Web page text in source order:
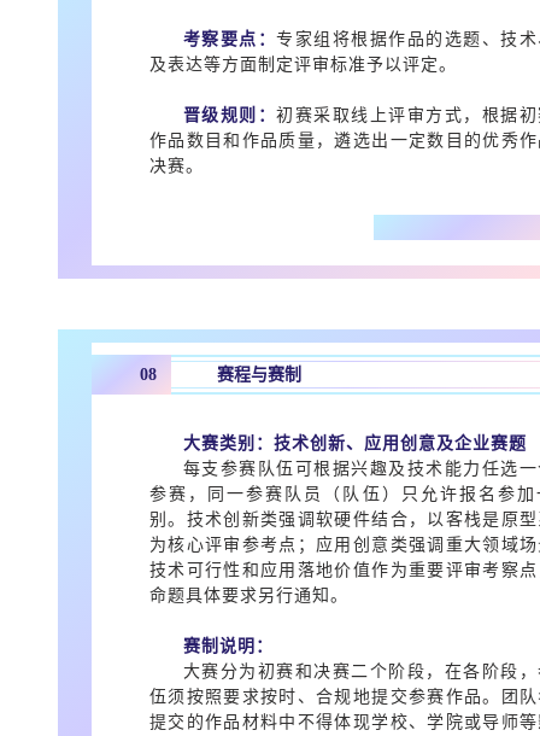
考察要点：专家组将根据作品的选题、技
及表达等方面制定评审标准予以评定。
晋级规则：初赛采取线上评审方式，根据
作品数目和作品质量，遴选出一定数目的优秀
决赛。
08 赛程与赛制
大赛类别：技术创新、应用创意及企业赛题
每支参赛队伍可根据兴趣及技术能力任选
参赛，同一参赛队员（队伍）只允许报名参加
别。技术创新类强调软硬件结合，以客栈是原
为核心评审参考点；应用创意类强调重大领域
技术可行性和应用落地价值作为重要评审考察
命题具体要求另行通知。
赛制说明：
大赛分为初赛和决赛二个阶段，在各阶段
伍须按照要求按时、合规地提交参赛作品。团
提交的作品材料中不得体现学校、学院或导师